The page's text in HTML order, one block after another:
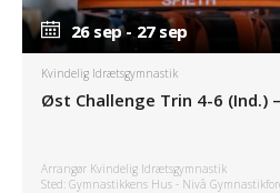
26 sep - 27 sep
26 sep - 27 sep
Kvindelig Idrætsgymnastik
Øst Challenge Trin 4-6 (Ind.)
Arrangør Kvindelig Idrætsgymnastik
Sted: Gymnastikkens Hus - Nivå